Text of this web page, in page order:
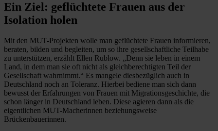
Ein Ziel: geflüchtete Frauen aus der
Isolation holen
Mit den MUT-Projekten wolle man geflüchtete Frauen informieren,
beraten, bilden und begleiten, um so ihre gesellschaftliche Teilhabe
zu unterstützen, erzählt Ellen Rublow. „Denn sie leben in einem
Land, in dem man sie oft nicht als gleichberechtigten Teil der
Gesellschaft wahrnimmt.“ Es mangele diesbezüglich auch in
Deutschland noch an Toleranz. Hierbei bediene man sich dann
bewusst der Erfahrungen von Frauen mit Mi­grationsgeschichte, die
schon länger in Deutschland leben. Diese agieren dann als die
eigentlichen MUT-Macherinnen beziehungsweise
Brückenbauerinnen.